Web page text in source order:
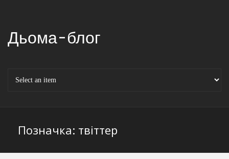
Дьома-блог
Позначка: твіттер